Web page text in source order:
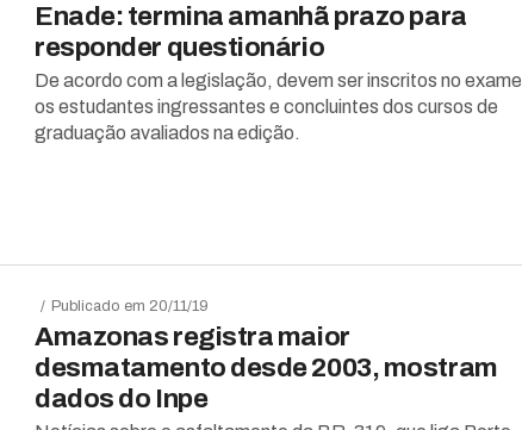
Enade: termina amanhã prazo para
responder questionário
De acordo com a legislação, devem ser inscritos no exame
os estudantes ingressantes e concluintes dos cursos de
graduação avaliados na edição.
Publicado em 20/11/19
Amazonas registra maior
desmatamento desde 2003, mostram
dados do Inpe